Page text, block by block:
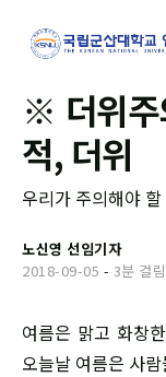
※ 더위주
적, 더위
우리가 주의해야
노신영 선임기자
2018-09-05 - 3분 걸림
여름은 맑고 화창
오늘날 여름은 사